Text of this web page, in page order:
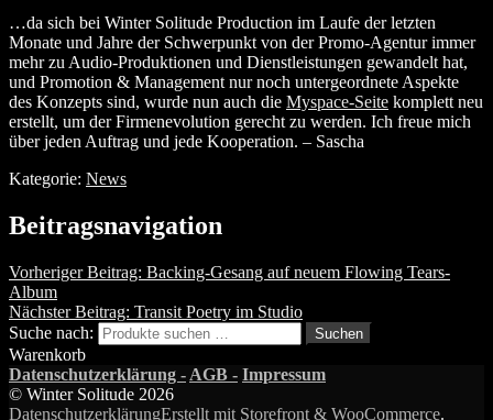
…da sich bei Winter Solitude Production im Laufe der letzten
Monate und Jahre der Schwerpunkt von der Promo-Agentur immer
mehr zu Audio-Produktionen und Dienstleistungen gewandelt hat,
und Promotion & Management nur noch untergeordnete Aspekte
des Konzepts sind, wurde nun auch die Myspace-Seite komplett neu
erstellt, um der Firmenevolution gerecht zu werden. Ich freue mich
über jeden Auftrag und jede Kooperation. – Sascha
Kategorie: News
Beitragsnavigation
Vorheriger Beitrag: Backing-Gesang auf neuem Flowing Tears-
Album
Nächster Beitrag: Transit Poetry im Studio
Suche nach:
Suchen
Warenkorb
Datenschutzerklärung - AGB - Impressum
© Winter Solitude 2026
DatenschutzerklärungErstellt mit Storefront & WooCommerce.